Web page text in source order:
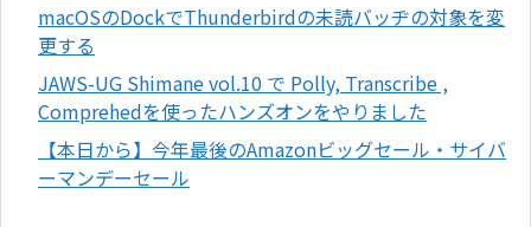
macOSのDockでThunderbirdの未読バッヂの対象を変
更する
JAWS-UG Shimane vol.10 で Polly, Transcribe ,
Comprehedを使ったハンズオンをやりました
【本日から】今年最後のAmazonビッグセール・サイバ
ーマンデーセール